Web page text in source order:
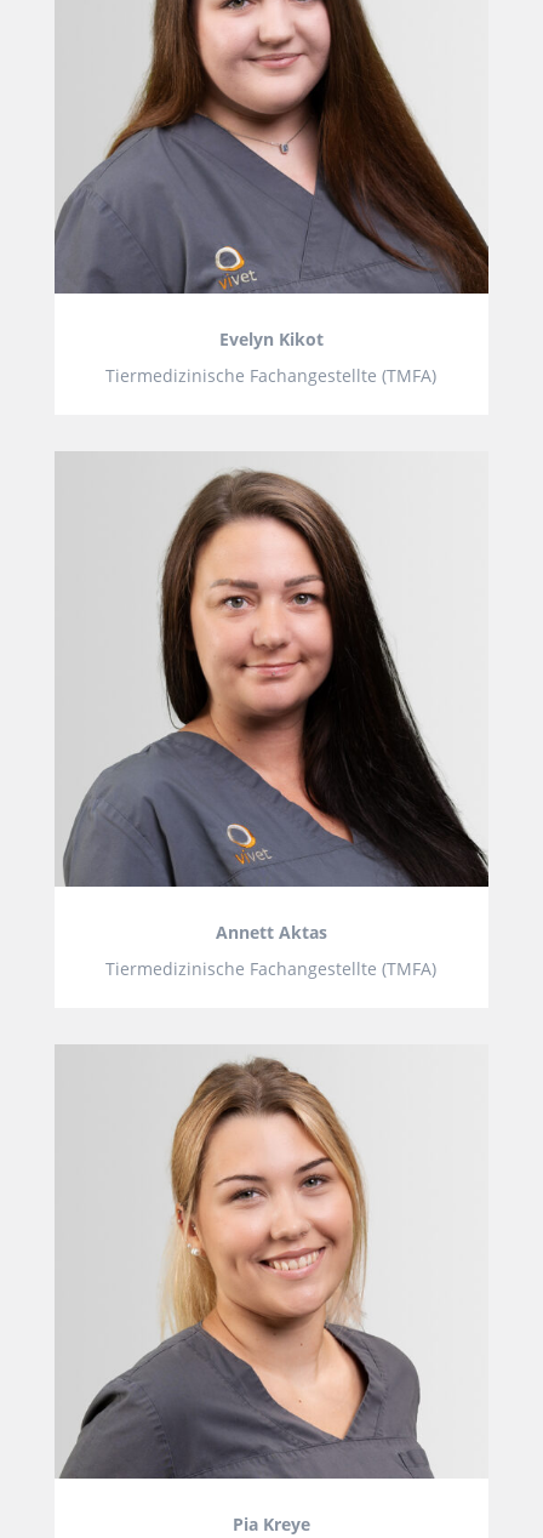
Evelyn Kikot
Tiermedizinische Fachangestellte (TMFA)
Annett Aktas
Tiermedizinische Fachangestellte (TMFA)
Pia Kreye